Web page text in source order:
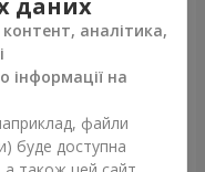
"Чарівність" з
грн
аналітика,
інформації на
файли
буде доступна